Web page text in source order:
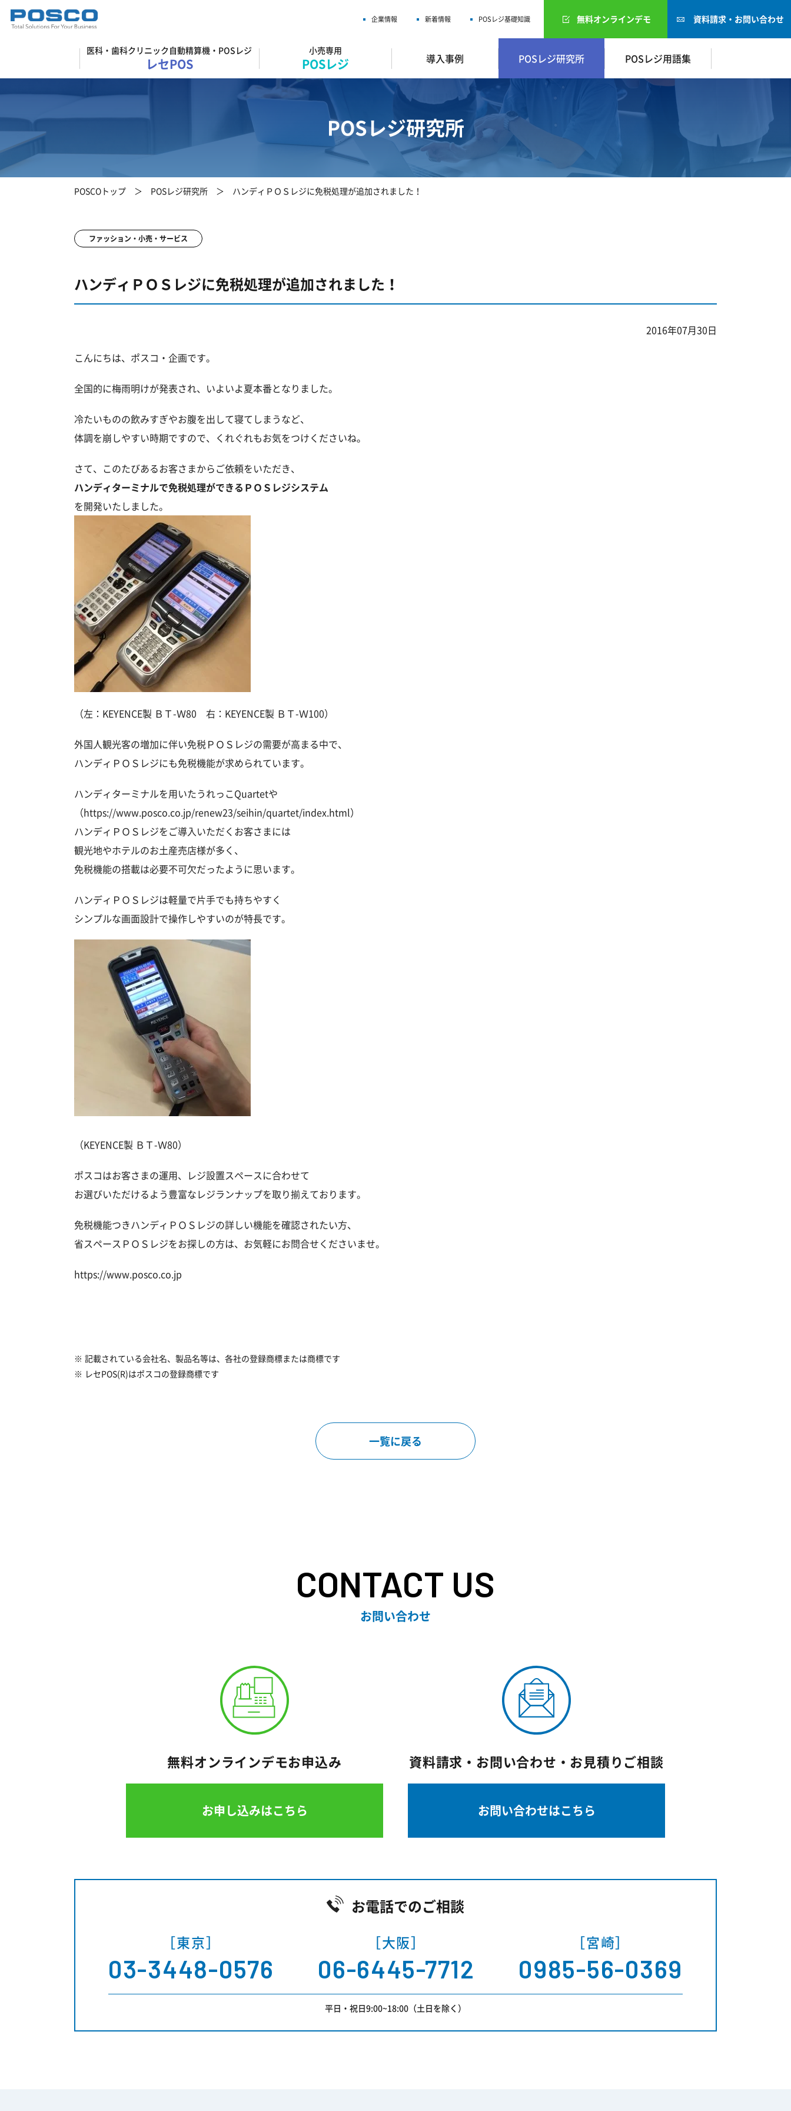
企業情報 新着情報 POSレジ基礎知識 無料オンラインデモ 資料請求・お問い合わせ
医科・歯科クリニック自動精算機・POSレジ
レセPOS
小売専用
POSレジ 導入事例 POSレジ研究所 POSレジ用語集
POSレジ研究所
POSCOトップ POSレジ研究所 ハンディＰＯＳレジに免税処理が追加されました！
ファッション・小売・サービス
ハンディＰＯＳレジに免税処理が追加されました！
2016年07月30日
こんにちは、ポスコ・企画です。
全国的に梅雨明けが発表され、いよいよ夏本番となりました。
冷たいものの飲みすぎやお腹を出して寝てしまうなど、
体調を崩しやすい時期ですので、くれぐれもお気をつけくださいね。
さて、このたびあるお客さまからご依頼をいただき、
ハンディターミナルで免税処理ができるＰＯＳレジシステム
を開発いたしました。
（左：KEYENCE製 ＢＴ-Ｗ80 右：KEYENCE製 ＢＴ-Ｗ100）
外国人観光客の増加に伴い免税ＰＯＳレジの需要が高まる中で、
ハンディＰＯＳレジにも免税機能が求められています。
ハンディターミナルを用いたうれっこQuartetや
（https://www.posco.co.jp/renew23/seihin/quartet/index.html）
ハンディＰＯＳレジをご導入いただくお客さまには
観光地やホテルのお土産売店様が多く、
免税機能の搭載は必要不可欠だったように思います。
ハンディＰＯＳレジは軽量で片手でも持ちやすく
シンプルな画面設計で操作しやすいのが特長です。
（KEYENCE製 ＢＴ-Ｗ80）
ポスコはお客さまの運用、レジ設置スペースに合わせて
お選びいただけるよう豊富なレジランナップを取り揃えております。
免税機能つきハンディＰＯＳレジの詳しい機能を確認されたい方、
省スペースＰＯＳレジをお探しの方は、お気軽にお問合せくださいませ。
https://www.posco.co.jp
記載されている会社名、製品名等は、各社の登録商標または商標です
レセPOS(R)はポスコの登録商標です
一覧に戻る
CONTACT US
お問い合わせ
無料オンラインデモお申込み
お申し込みはこちら
資料請求・お問い合わせ・お見積りご相談
お問い合わせはこちら
お電話でのご相談
［東京］
03-3448-0576
［大阪］
06-6445-7712
［宮崎］
0985-56-0369
平日・祝日9:00~18:00（土日を除く）